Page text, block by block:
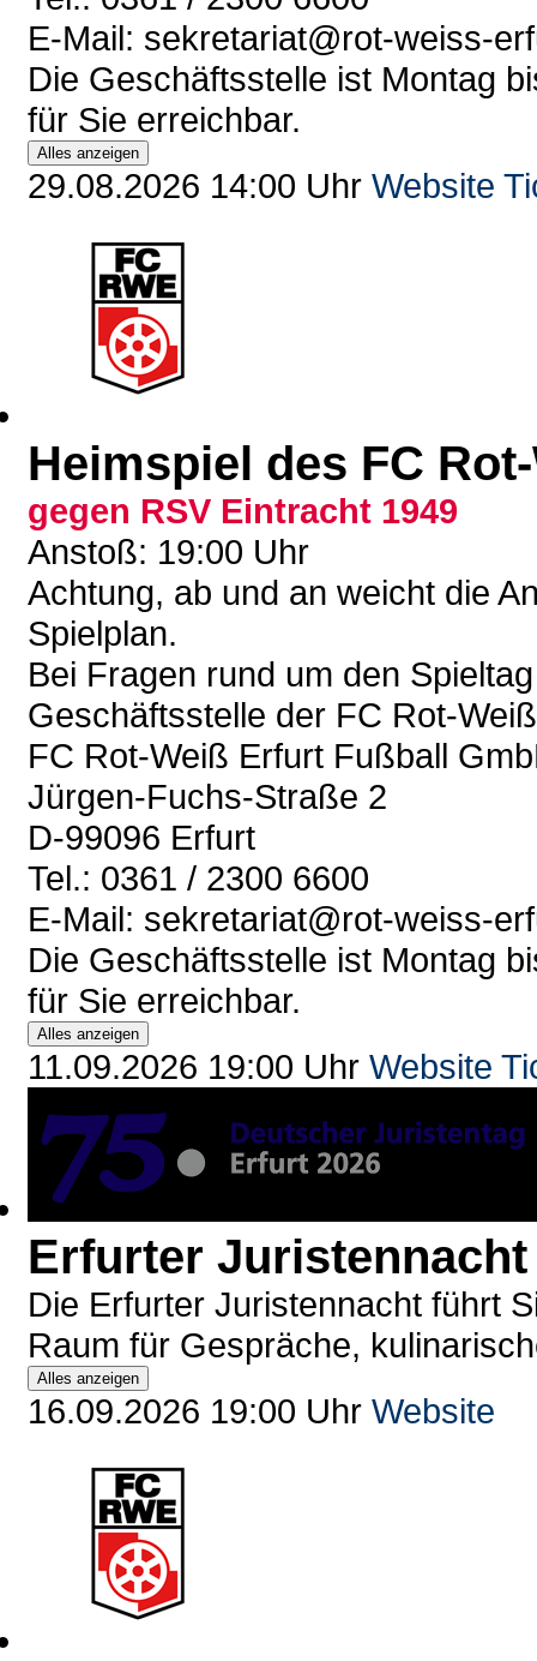
E-Mail: sekretariat@rot-weiss-
Die Geschäftsstelle ist Montag
für Sie erreichbar.
Alles anzeigen
29.08.2026 14:00 Uhr Website
Heimspiel des FC
gegen RSV Eintracht 1949
Anstoß: 19:00 Uhr
Achtung, ab und an weicht die
Spielplan.
Bei Fragen rund um den
Geschäftsstelle der FC Rot-
FC Rot-Weiß Erfurt Fußball
Jürgen-Fuchs-Straße 2
D-99096 Erfurt
Tel.: 0361 / 2300 6600
E-Mail: sekretariat@rot-weiss-
Die Geschäftsstelle ist Montag
für Sie erreichbar.
Alles anzeigen
11.09.2026 19:00 Uhr Website
Erfurter Juristennacht
Die Erfurter Juristennacht führt
Raum für Gespräche,
Alles anzeigen
16.09.2026 19:00 Uhr Website